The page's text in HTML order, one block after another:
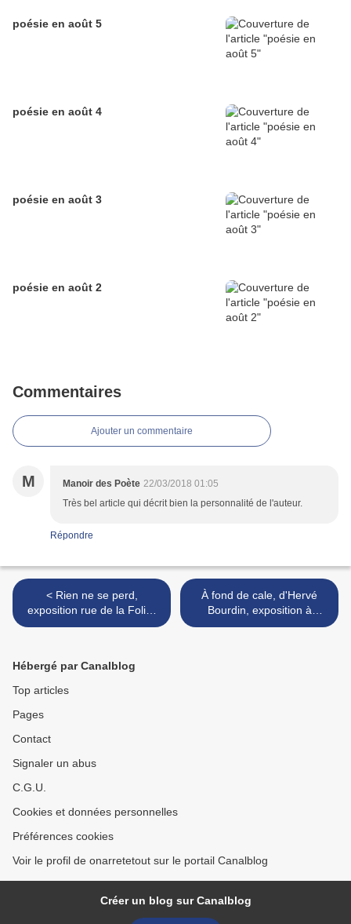
poésie en août 5
poésie en août 4
poésie en août 3
poésie en août 2
Commentaires
Ajouter un commentaire
M Manoir des Poète 22/03/2018 01:05
Très bel article qui décrit bien la personnalité de l'auteur.
Répondre
< Rien ne se perd,
exposition rue de la Folie-
Méricourt à Paris
À fond de cale, d'Hervé
Bourdin, exposition à
l'Orangerie de Cachan >
Hébergé par Canalblog
Top articles
Pages
Contact
Signaler un abus
C.G.U.
Cookies et données personnelles
Préférences cookies
Voir le profil de onarretetout sur le portail Canalblog
Créer un blog sur Canalblog